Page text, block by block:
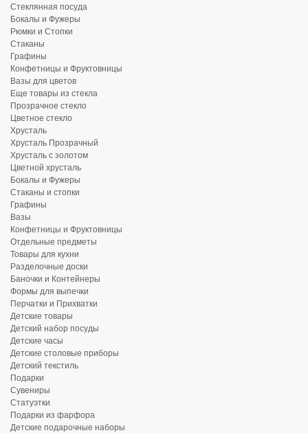
Стеклянная посуда
Бокалы и Фужеры
Рюмки и Стопки
Стаканы
Графины
Конфетницы и Фруктовницы
Вазы для цветов
Еще товары из стекла
Прозрачное стекло
Цветное стекло
Хрусталь
Хрусталь Прозрачный
Хрусталь с золотом
Цветной хрусталь
Бокалы и Фужеры
Стаканы и стопки
Графины
Вазы
Конфетницы и Фруктовницы
Отдельные предметы
Товары для кухни
Разделочные доски
Баночки и Контейнеры
Формы для выпечки
Перчатки и Прихватки
Детские товары
Детский набор посуды
Детские часы
Детские столовые приборы
Детский текстиль
Подарки
Сувениры
Статуэтки
Подарки из фарфора
Детские подарочные наборы